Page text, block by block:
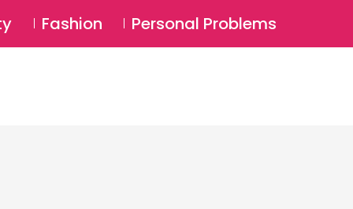
Login ⚲
Fashion Personal Problems